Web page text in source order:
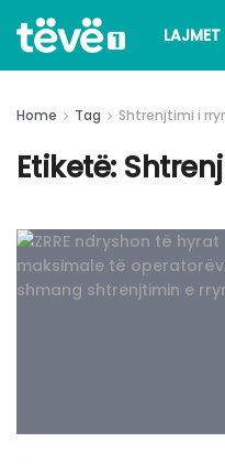
LAJMET
Home Tag Shtrenjtimi i
Etiketë: